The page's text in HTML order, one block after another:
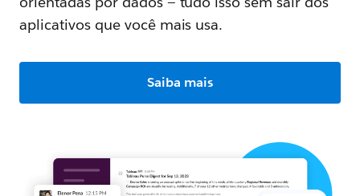
aplicativos que você mais usa.
Saiba mais